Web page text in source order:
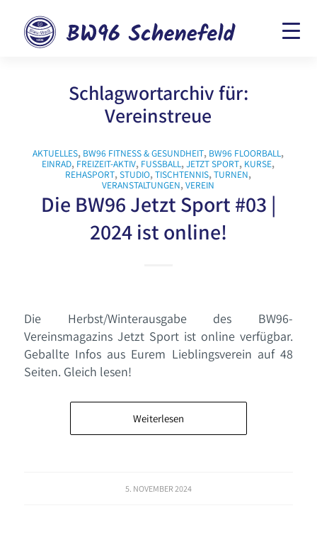
Schlagwortarchiv für:
Vereinstreue
AKTUELLES, BW96 FITNESS & GESUNDHEIT, BW96 FLOORBALL,
EINRAD, FREIZEIT-AKTIV, FUSSBALL ,JETZT SPORT, KURSE,
REHASPORT,STUDIO,TISCHTENNIS,TURNEN,
VERANSTALTUNGEN,VEREIN
Die BW96 Jetzt Sport #03 |
2024 ist online!
Die Herbst/Winterausgabe des BW96-
Vereinsmagazins Jetzt Sport ist online verfügbar.
Geballte Infos aus Eurem Lieblingsverein auf 48
Seiten. Gleich lesen!
Weiterlesen
5. NOVEMBER 2024